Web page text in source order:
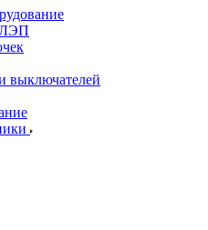
ЛЭП
выключателей